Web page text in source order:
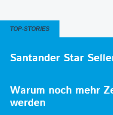
TOP-STORIES
Santander Star
Warum noch mehr
werden